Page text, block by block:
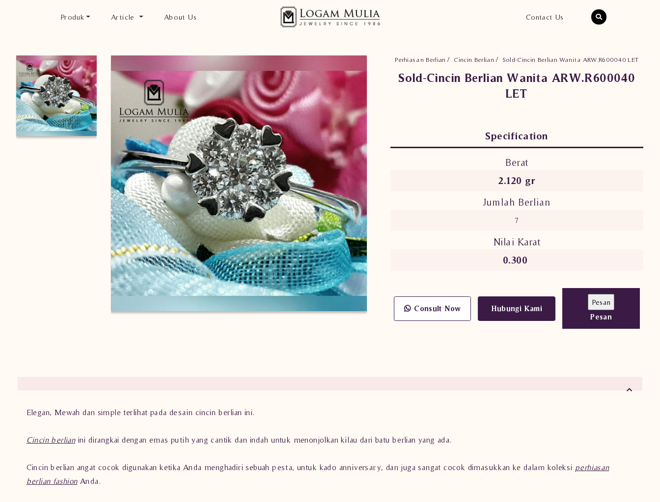
Produk Article About Us Contact Us
Perhiasan Berlian Cincin Berlian Sold-Cincin Berlian Wanita ARW.R600040 LET
Sold-Cincin Berlian Wanita ARW.R600040
LET
Specification
Berat
2.120 gr
Jumlah Berlian
7
Nilai Karat
0.300
Consult Now
Hubungi Kami
Pesan
Elegan, Mewah dan simple terlihat pada desain cincin berlian ini.
Cincin berlianini dirangkai dengan emas putih yang cantik dan indah untuk menonjolkan kilau dari batu berlian yang ada.
Cincin berlian angat cocok digunakan ketika Anda menghadiri sebuah pesta, untuk kado anniversary, dan juga sangat cocok dimasukkan ke dalam koleksi perhiasan
berlian fashionAnda.